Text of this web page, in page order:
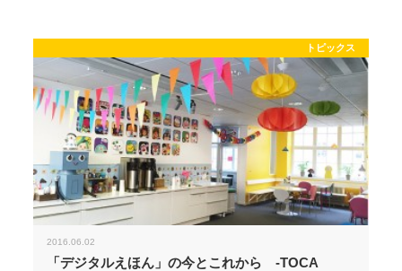
トピックス
2016.06.02
「デジタルえほん」の今とこれから -TOCA